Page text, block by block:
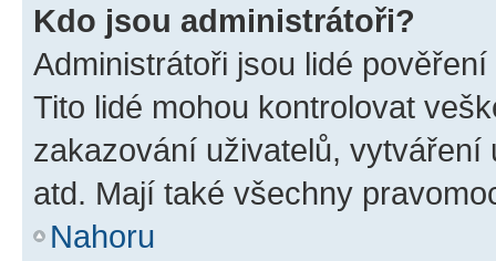
Kdo jsou administrátoři?
Administrátoři jsou lidé
Tito lidé mohou kontrolovat
zakazování uživatelů,
atd. Mají také všechny
Nahoru